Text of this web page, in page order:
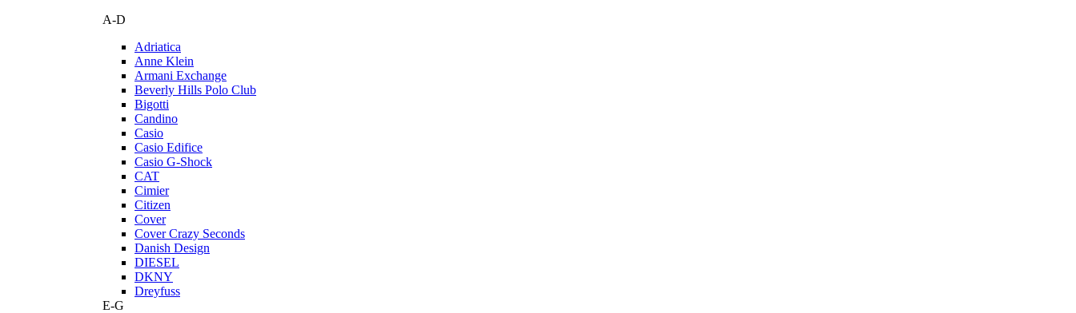
A-D
Adriatica
Anne Klein
Armani Exchange
Beverly Hills Polo Club
Bigotti
Candino
Casio
Casio Edifice
Casio G-Shock
CAT
Cimier
Citizen
Cover
Cover Crazy Seconds
Danish Design
DIESEL
DKNY
Dreyfuss
E-G